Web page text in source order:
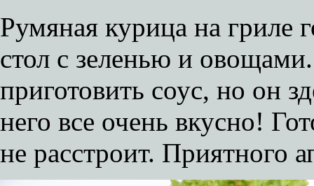
Румяная курица на гриле
стол с зеленью и
приготовить соус, но он
него все очень вкусно!
не расстроит. Приятного